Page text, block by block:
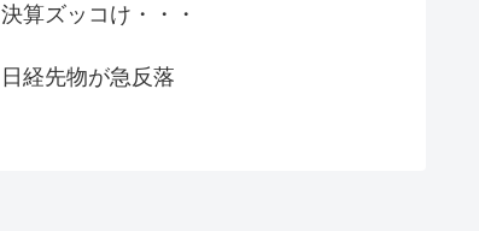
決算ズッコけ・・・
日経先物が急反落